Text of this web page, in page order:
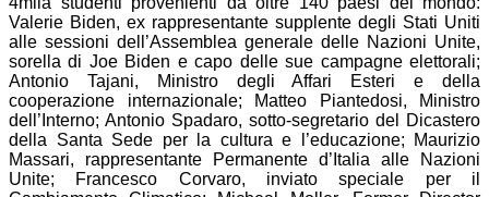
Valerie Biden, ex rappresentante supplente degli Stati Uniti
alle sessioni dell’Assemblea generale delle Nazioni Unite,
sorella di Joe Biden e capo delle sue campagne elettorali;
Antonio Tajani, Ministro degli Affari Esteri e della
cooperazione internazionale; Matteo Piantedosi, Ministro
dell’Interno; Antonio Spadaro, sotto-segretario del Dicastero
della Santa Sede per la cultura e l’educazione; Maurizio
Massari, rappresentante Permanente d’Italia alle Nazioni
Unite; Francesco Corvaro, inviato speciale per il